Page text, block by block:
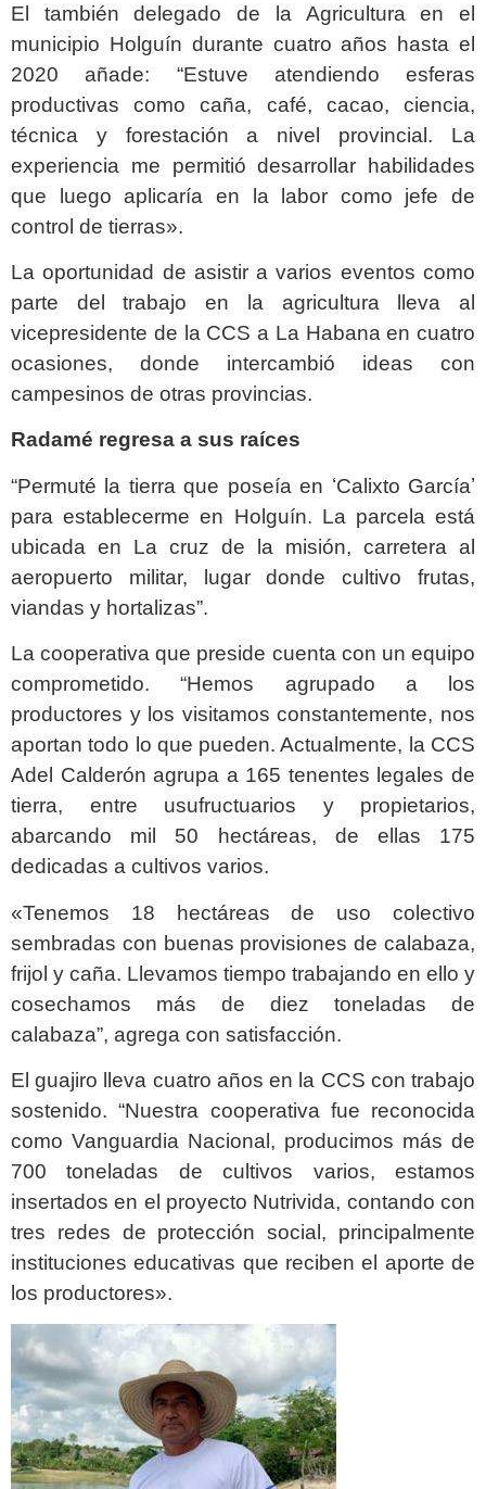
El también delegado de la Agricultura en el
municipio Holguín durante cuatro años hasta el
2020 añade: “Estuve atendiendo esferas
productivas como caña, café, cacao, ciencia,
técnica y forestación a nivel provincial. La
experiencia me permitió desarrollar habilidades
que luego aplicaría en la labor como jefe de
control de tierras».
La oportunidad de asistir a varios eventos como
parte del trabajo en la agricultura lleva al
vicepresidente de la CCS a La Habana en cuatro
ocasiones, donde intercambió ideas con
campesinos de otras provincias.
Radamé regresa a sus raíces
“Permuté la tierra que poseía en ʻCalixto Garcíaʼ
para establecerme en Holguín. La parcela está
ubicada en La cruz de la misión, carretera al
aeropuerto militar, lugar donde cultivo frutas,
viandas y hortalizas”.
La cooperativa que preside cuenta con un equipo
comprometido. “Hemos agrupado a los
productores y los visitamos constantemente, nos
aportan todo lo que pueden. Actualmente, la CCS
Adel Calderón agrupa a 165 tenentes legales de
tierra, entre usufructuarios y propietarios,
abarcando mil 50 hectáreas, de ellas 175
dedicadas a cultivos varios.
«Tenemos 18 hectáreas de uso colectivo
sembradas con buenas provisiones de calabaza,
frijol y caña. Llevamos tiempo trabajando en ello y
cosechamos más de diez toneladas de
calabaza”, agrega con satisfacción.
El guajiro lleva cuatro años en la CCS con trabajo
sostenido. “Nuestra cooperativa fue reconocida
como Vanguardia Nacional, producimos más de
700 toneladas de cultivos varios, estamos
insertados en el proyecto Nutrivida, contando con
tres redes de protección social, principalmente
instituciones educativas que reciben el aporte de
los productores».